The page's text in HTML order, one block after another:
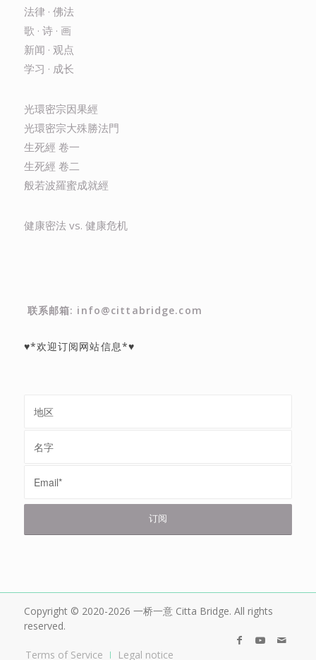
法律 · 佛法
歌 · 诗 · 画
新闻 · 观点
学习 · 成长
光環密宗因果經
光環密宗大殊勝法門
生死經 卷一
生死經 卷二
般若波羅蜜成就經
健康密法 vs. 健康危机
联系邮箱: info@cittabridge.com
♥*欢迎订阅网站信息*♥
Copyright © 2020-2026 一桥一意 Citta Bridge. All rights
reserved.
Terms of Service Legal notice